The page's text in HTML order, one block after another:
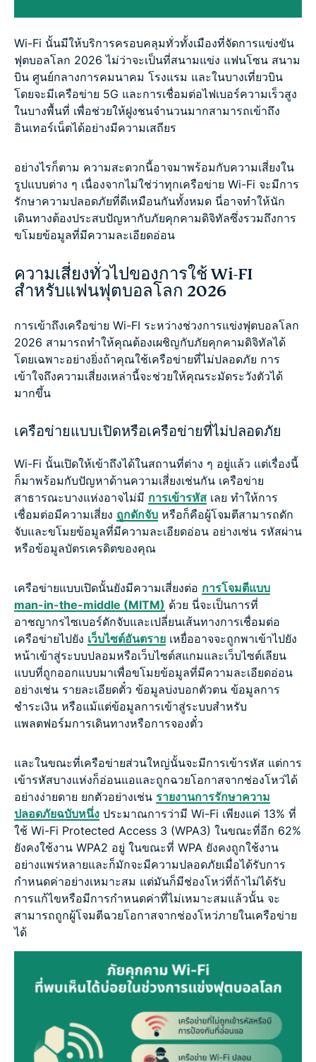
Wi-Fi นั้นมีให้บริการครอบคลุมทั่วทั้งเมืองที่จัดการแข่งขัน
ฟุตบอลโลก 2026 ไม่ว่าจะเป็นที่สนามแข่ง แฟนโซน สนาม
บิน ศูนย์กลางการคมนาคม โรงแรม และในบางเที่ยวบิน
โดยจะมีเครือข่าย 5G และการเชื่อมต่อไฟเบอร์ความเร็วสูง
ในบางพื้นที่ เพื่อช่วยให้ฝูงชนจำนวนมากสามารถเข้าถึง
อินเทอร์เน็ตได้อย่างมีความเสถียร
อย่างไรก็ตาม ความสะดวกนี้อาจมาพร้อมกับความเสี่ยงใน
รูปแบบต่าง ๆ เนื่องจากไม่ใช่ว่าทุกเครือข่าย Wi-Fi จะมีการ
รักษาความปลอดภัยที่ดีเหมือนกันทั้งหมด นี่อาจทำให้นัก
เดินทางต้องประสบปัญหากับภัยคุกคามดิจิทัลซึ่งรวมถึงการ
ขโมยข้อมูลที่มีความละเอียดอ่อน
ความเสี่ยงทั่วไปของการใช้ Wi-FI
สำหรับแฟนฟุตบอลโลก 2026
การเข้าถึงเครือข่าย Wi-FI ระหว่างช่วงการแข่งฟุตบอลโลก
2026 สามารถทำให้คุณต้องเผชิญกับภัยคุกคามดิจิทัลได้
โดยเฉพาะอย่างยิ่งถ้าคุณใช้เครือข่ายที่ไม่ปลอดภัย การ
เข้าใจถึงความเสี่ยงเหล่านี้จะช่วยให้คุณระมัดระวังตัวได้
มากขึ้น
เครือข่ายแบบเปิดหรือเครือข่ายที่ไม่ปลอดภัย
Wi-Fi นั้นเปิดให้เข้าถึงได้ในสถานที่ต่าง ๆ อยู่แล้ว แต่เรื่องนี้
ก็มาพร้อมกับปัญหาด้านความเสี่ยงเช่นกัน เครือข่าย
สาธารณะบางแห่งอาจไม่มี การเข้ารหัส เลย ทำให้การ
เชื่อมต่อมีความเสี่ยง ถูกดักจับ หรือก็คือผู้โจมตีสามารถดัก
จับและขโมยข้อมูลที่มีความละเอียดอ่อน อย่างเช่น รหัสผ่าน
หรือข้อมูลบัตรเครดิตของคุณ
เครือข่ายแบบเปิดนั้นยังมีความเสี่ยงต่อ การโจมตีแบบ
man-in-the-middle (MITM) ด้วย นี่จะเป็นการที่
อาชญากรไซเบอร์ดักจับและเปลี่ยนเส้นทางการเชื่อมต่อ
เครือข่ายไปยัง เว็บไซต์อันตราย เหยื่ออาจจะถูกพาเข้าไปยัง
หน้าเข้าสู่ระบบปลอมหรือเว็บไซต์สแกมและเว็บไซต์เลียน
แบบที่ถูกออกแบบมาเพื่อขโมยข้อมูลที่มีความละเอียดอ่อน
อย่างเช่น รายละเอียดตั๋ว ข้อมูลบ่งบอกตัวตน ข้อมูลการ
ชำระเงิน หรือแม้แต่ข้อมูลการเข้าสู่ระบบสำหรับ
แพลตฟอร์มการเดินทางหรือการจองตั๋ว
และในขณะที่เครือข่ายส่วนใหญ่นั้นจะมีการเข้ารหัส แต่การ
เข้ารหัสบางแห่งก็อ่อนแอและถูกฉวยโอกาสจากช่องโหว่ได้
อย่างง่ายดาย ยกตัวอย่างเช่น รายงานการรักษาความ
ปลอดภัยฉบับหนึ่ง ประมาณการว่ามี Wi-Fi เพียงแค่ 13% ที่
ใช้ Wi-Fi Protected Access 3 (WPA3) ในขณะที่อีก 62%
ยังคงใช้งาน WPA2 อยู่ ในขณะที่ WPA ยังคงถูกใช้งาน
อย่างแพร่หลายและก็มักจะมีความปลอดภัยเมื่อได้รับการ
กำหนดค่าอย่างเหมาะสม แต่มันก็มีช่องโหว่ที่ถ้าไม่ได้รับ
การแก้ไขหรือมีการกำหนดค่าที่ไม่เหมาะสมแล้วนั้น จะ
สามารถถูกผู้โจมตีฉวยโอกาสจากช่องโหว่ภายในเครือข่าย
ได้